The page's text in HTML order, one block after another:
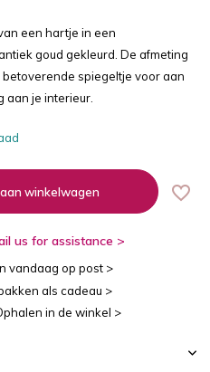
een hartje in een
goud gekleurd. De afmeting
spiegeltje voor aan
aan je interieur.
winkelwagen
us for assistance >
vandaag op post >
als cadeau >
in de winkel >